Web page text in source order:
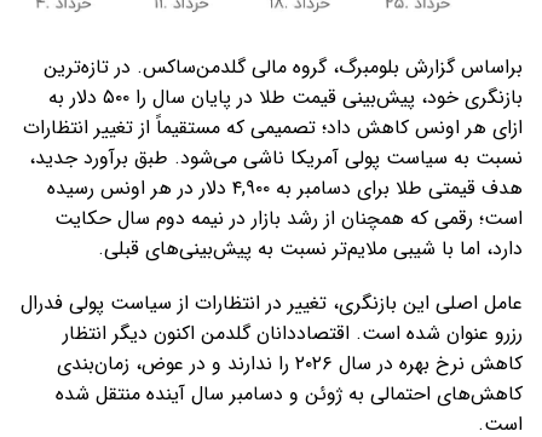
براساس گزارش بلومبرگ، گروه مالی گلدمن‌ساکس. در تازه‌ترین
بازنگری خود، پیش‌بینی قیمت طلا در پایان سال را ۵۰۰ دلار به
ازای هر اونس کاهش داد؛ تصمیمی که مستقیماً از تغییر انتظارات
نسبت به سیاست پولی آمریکا ناشی می‌شود. طبق برآورد جدید،
هدف قیمتی طلا برای دسامبر به ۴,۹۰۰ دلار در هر اونس رسیده
است؛ رقمی که همچنان از رشد بازار در نیمه دوم سال حکایت
دارد، اما با شیبی ملایم‌تر نسبت به پیش‌بینی‌های قبلی.
عامل اصلی این بازنگری، تغییر در انتظارات از سیاست پولی فدرال
رزرو عنوان شده است. اقتصاددانان گلدمن اکنون دیگر انتظار
کاهش نرخ بهره در سال ۲۰۲۶ را ندارند و در عوض، زمان‌بندی
کاهش‌های احتمالی به ژوئن و دسامبر سال آینده منتقل شده
است.